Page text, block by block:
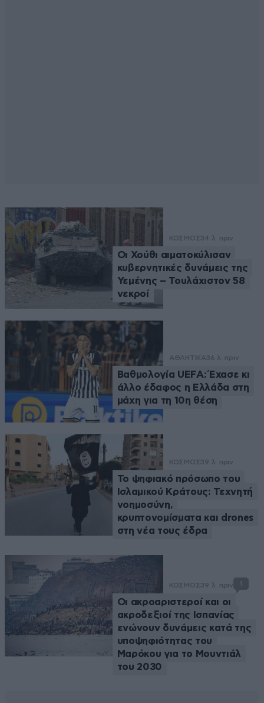
ΚΟΣΜΟΣ34 λ. πριν
Οι Χούθι αιματοκύλισαν
κυβερνητικές δυνάμεις της
Υεμένης – Τουλάχιστον 58
νεκροί
ΑΘΛΗΤΙΚΑ36 λ. πριν
Βαθμολογία UEFA: Έχασε κι
άλλο έδαφος η Ελλάδα στη
μάχη για τη 10η θέση
ΚΟΣΜΟΣ39 λ. πριν
Το ψηφιακό πρόσωπο του
Ισλαμικού Κράτους: Τεχνητή
νοημοσύνη,
κρυπτονομίσματα και drones
στη νέα τους έδρα
ΚΟΣΜΟΣ39 λ. πριν 1
Οι ακροαριστεροί και οι
ακροδεξιοί της Ισπανίας
ενώνουν δυνάμεις κατά της
υποψηφιότητας του
Μαρόκου για το Μουντιάλ
του 2030